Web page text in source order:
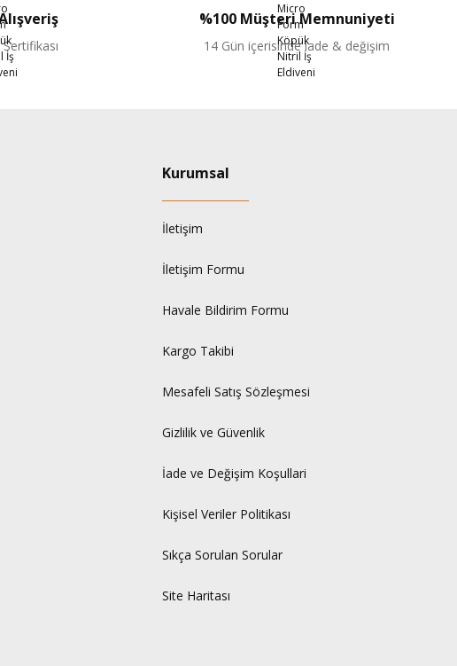
%100 Müşteri Memnuniyeti
14 Gün içerisinde iade & değişim
Kurumsal
İletişim
İletişim Formu
Havale Bildirim Formu
Kargo Takibi
Mesafeli Satış Sözleşmesi
Gizlilik ve Güvenlik
İade ve Değişim Koşullari
Kişisel Veriler Politikası
Sıkça Sorulan Sorular
Site Haritası